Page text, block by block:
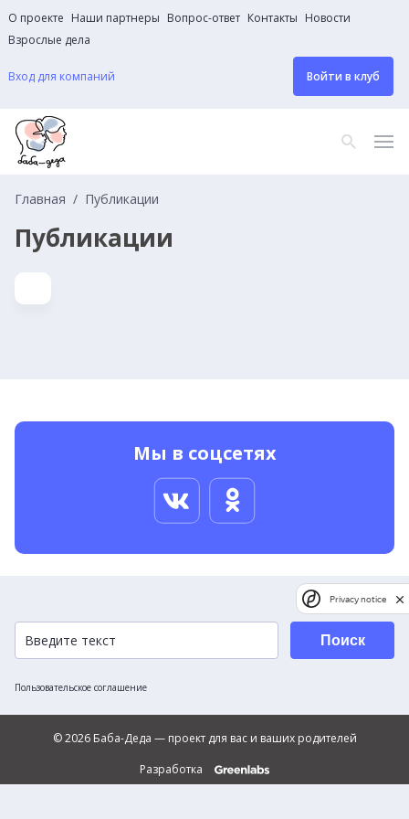
О проекте Наши партнеры Вопрос-ответ Контакты Новости
Взрослые дела
Вход для компаний Войти в клуб
Главная Публикации
Публикации
Мы в соцсетях
Пользовательское соглашение
Поиск
© 2026 Баба-Деда — проект для вас и ваших родителей
Разработка
Privacy notice